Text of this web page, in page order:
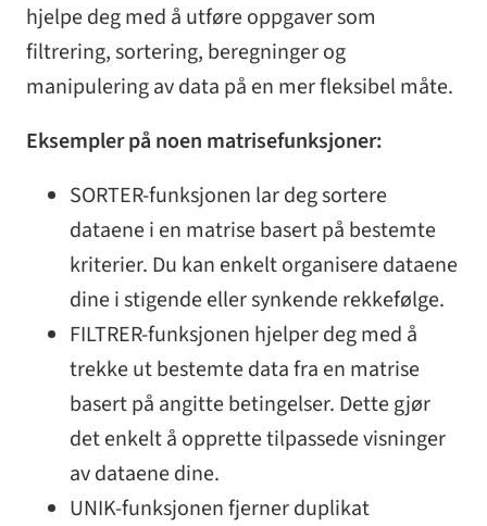
hjelpe deg med å utføre oppgaver som
filtrering, sortering, beregninger og
manipulering av data på en mer fleksibel måte.
Eksempler på noen matrisefunksjoner:
SORTER-funksjonen lar deg sortere
dataene i en matrise basert på bestemte
kriterier. Du kan enkelt organisere dataene
dine i stigende eller synkende rekkefølge.
FILTRER-funksjonen hjelper deg med å
trekke ut bestemte data fra en matrise
basert på angitte betingelser. Dette gjør
det enkelt å opprette tilpassede visninger
av dataene dine.
UNIK-funksjonen fjerner duplikat